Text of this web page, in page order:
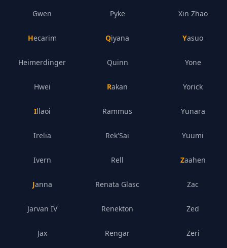
Gwen
Hecarim
Heimerdinger
Hwei
Illaoi
Irelia
Ivern
Janna
Jarvan IV
Jax
Pyke
Qiyana
Quinn
Rakan
Rammus
Rek'Sai
Rell
Renata Glasc
Renekton
Rengar
Xin Zhao
Yasuo
Yone
Yorick
Yunara
Yuumi
Zaahen
Zac
Zed
Zeri